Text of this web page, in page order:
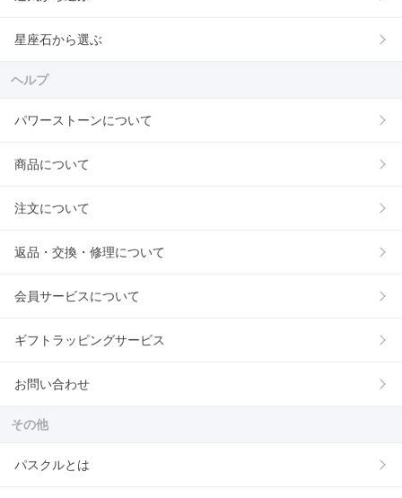
星座石から選ぶ
ヘルプ
パワーストーンについて
商品について
注文について
返品・交換・修理について
会員サービスについて
ギフトラッピングサービス
お問い合わせ
その他
パスクルとは